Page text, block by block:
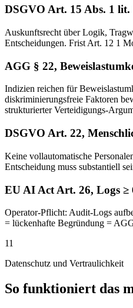
DSGVO Art. 15 Abs. 1 lit.
Auskunftsrecht über Logik,
Entscheidungen. Frist Art. 12 1
AGG § 22,
Indizien reichen für
diskriminierungsfreie Faktoren
strukturierter Verteidigungs-
DSGVO Art. 22,
Keine vollautomatische
Entscheidung muss substantiell
EU AI Act Art. 26, Logs ≥
Operator-Pflicht: Audit-Logs
= lückenhafte Begründung =
11
Datenschutz und Vertraulichkeit
So funktioniert das